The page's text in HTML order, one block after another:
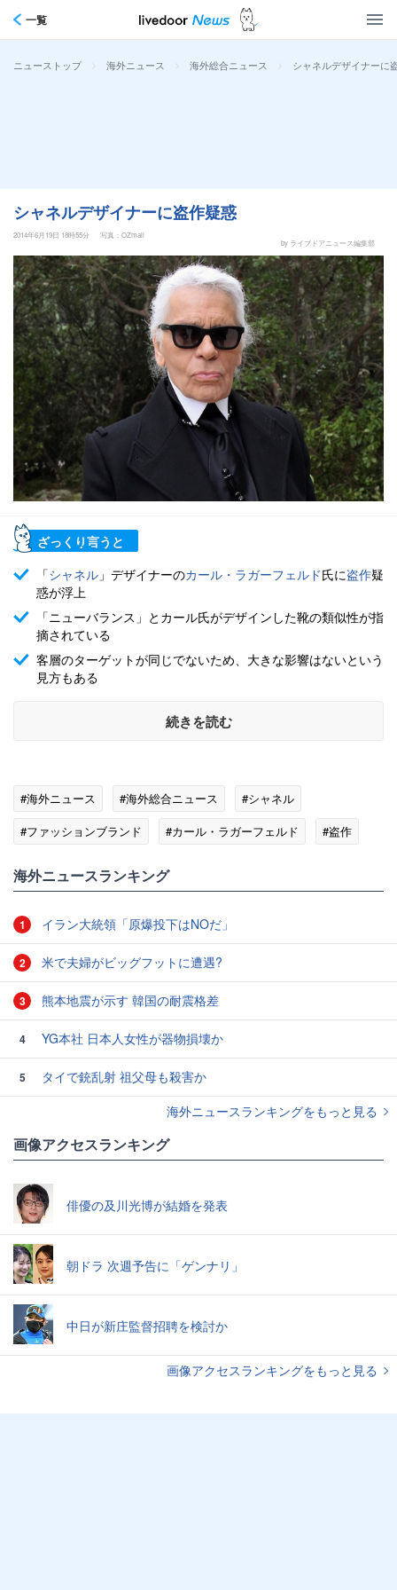
一覧
ニューストップ > 海外ニュース > 海外総合ニュース > シャネルデザイナーに
シャネルデザイナーに盗作疑惑
2014年6月19日 18時55分
写真：OZmall
by ライブドアニュース編集部
ざっくり言うと
「シャネル 」デザイナーのカール・ラガーフェルド氏に盗作疑
惑が浮上
「ニューバランス」とカール氏がデザインした靴の類似性が指
摘されている
客層のターゲットが同じでないため、大きな影響はないという
見方もある
続きを読む
#海外ニュース #海外総合ニュース
#シャネル
#ファッションブランド
#カール・ラガーフェルド #盗作
海外ニュースランキング
1 イラン大統領「原爆投下はNOだ」
2 米で夫婦がビッグフットに遭遇?
3 熊本地震が示す 韓国の耐震格差
4 YG本社 日本人女性が器物損壊か
5
タイで銃乱射 祖父母も殺害か
海外ニュースランキングをもっと見る
画像アクセスランキング
俳優の及川光博が結婚を発表
朝ドラ 次週予告に「ゲンナリ」
中日が新庄監督招聘を検討か
画像アクセスランキングをもっと見る